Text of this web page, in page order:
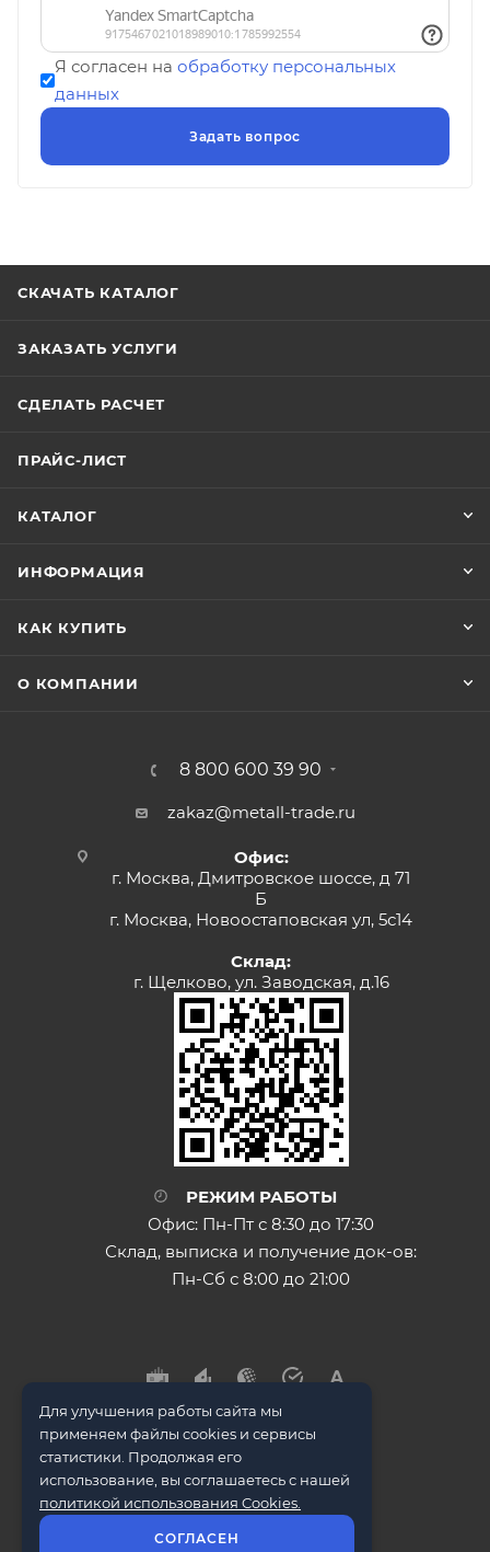
Я согласен на обработку персональных
данных
СКАЧАТЬ КАТАЛОГ
ЗАКАЗАТЬ УСЛУГИ
СДЕЛАТЬ РАСЧЕТ
ПРАЙС-ЛИСТ
КАТАЛОГ
ИНФОРМАЦИЯ
КАК КУПИТЬ
О КОМПАНИИ
8 800 600 39 90
zakaz@metall-trade.ru
Офис:
г. Москва, Дмитровское шоссе, д 71
Б
г. Москва, Новоостаповская ул, 5с14
Склад:
г. Щелково, ул. Заводская, д.16
РЕЖИМ РАБОТЫ
Офис: Пн-Пт с 8:30 до 17:30
Склад, выписка и получение док-ов:
Пн-Сб с 8:00 до 21:00
© ООО "Металл Трейд" 2009-2026
Для улучшения работы сайта мы
применяем файлы cookies и сервисы
статистики. Продолжая его
использование, вы соглашаетесь с нашей
политикой использования Cookies.
СОГЛАСЕН